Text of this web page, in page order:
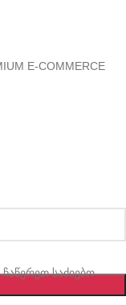
E-COMMERCE
საძიებო